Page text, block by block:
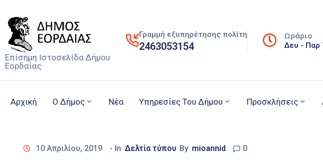
Επίσημη Ιστοσελίδα Δήμου
Εορδαίας
Γραμμή εξυπηρέτησης πολίτη
2463053154
Ωράριο
Δευ - Παρ
Αρχική Ο Δήμος Νέα Υπηρεσίες Του Δήμου Προσκλήσεις
10 Απριλίου, 2019 - In Δελτία τύπου By mioannid 0